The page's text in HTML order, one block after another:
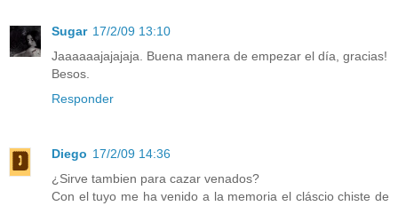
Sugar 17/2/09 13:10
Jaaaaaajajajaja. Buena manera de empezar el día, gracias!
Besos.
Responder
Diego 17/2/09 14:36
¿Sirve tambien para cazar venados?
Con el tuyo me ha venido a la memoria el cláscio chiste de